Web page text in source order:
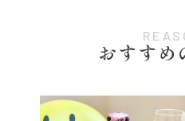
おすすめ